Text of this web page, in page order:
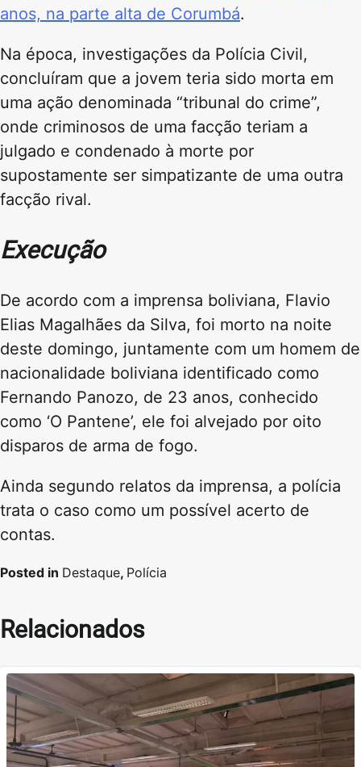
anos, na parte alta de Corumbá.
Na época, investigações da Polícia Civil,
concluíram que a jovem teria sido morta em
uma ação denominada “tribunal do crime”,
onde criminosos de uma facção teriam a
julgado e condenado à morte por
supostamente ser simpatizante de uma outra
facção rival.
Execução
De acordo com a imprensa boliviana, Flavio
Elias Magalhães da Silva, foi morto na noite
deste domingo, juntamente com um homem de
nacionalidade boliviana identificado como
Fernando Panozo, de 23 anos, conhecido
como ‘O Pantene’, ele foi alvejado por oito
disparos de arma de fogo.
Ainda segundo relatos da imprensa, a polícia
trata o caso como um possível acerto de
contas.
Posted in Destaque, Polícia
Relacionados